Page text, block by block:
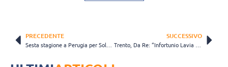
PRECEDENTE SUCCESSIVO